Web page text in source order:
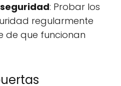
: Probar los
regularmente
de que funcionan